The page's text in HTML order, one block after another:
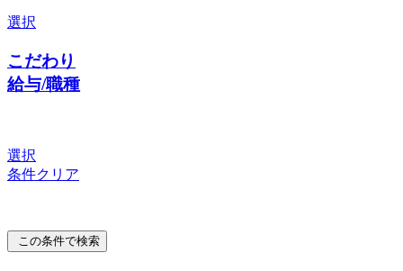
選択
こだわり
給与/職種
選択
条件クリア
この条件で検索